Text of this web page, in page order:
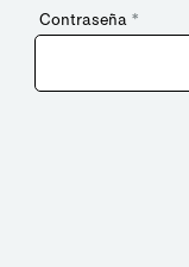
Contraseña *